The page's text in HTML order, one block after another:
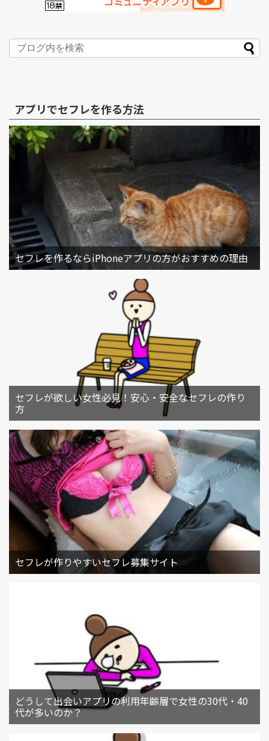
アプリでセフレを作る方法
セフレを作るならiPhoneアプリの方がおすすめの理由
セフレが欲しい女性必見！安心・安全なセフレの作り
方
セフレが作りやすいセフレ募集サイト
どうして出会いアプリの利用年齢層で女性の30代・40
代が多いのか？